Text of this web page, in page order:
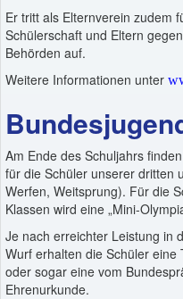
Er tritt als Elternverein zudem
Schülerschaft und Eltern
Behörden auf.
Weitere Informationen unter
Am Ende des Schuljahrs
für die Schüler unserer dritten
Werfen, Weitsprung). Für die
Klassen wird eine „Mini-
Je nach erreichter Leistung in
Wurf erhalten die Schüler
oder sogar eine vom
Ehrenurkunde.